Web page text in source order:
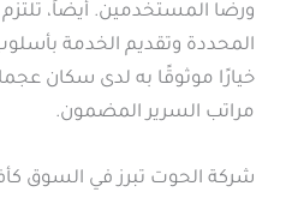
ورضا المستخدمين. أيضاً،
المحددة وتقديم الخدمة
خيارًا موثوقًا به لدى سكان
مراتب السرير المضمون.
شركة الحوت تبرز في السوق